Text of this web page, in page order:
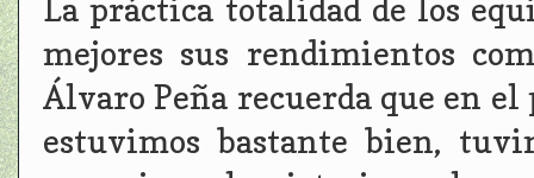
La práctica totalidad de los
mejores sus rendimientos
Álvaro Peña recuerda que en
estuvimos bastante bien,